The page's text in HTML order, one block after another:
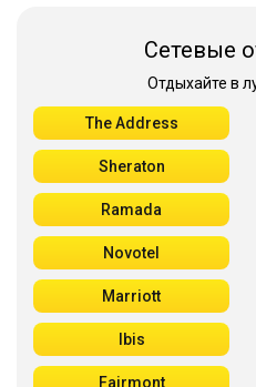
Сетевые
Отдыхайте в
The Address
Sheraton
Ramada
Novotel
Marriott
Ibis
Fairmont